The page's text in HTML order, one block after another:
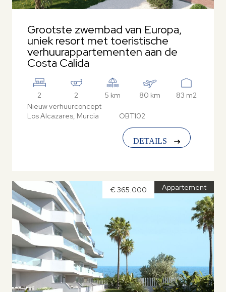
Grootste zwembad van Europa,
uniek resort met toeristische
verhuurappartementen aan de
Costa Calida
2 2 5 km 80 km
83 m2
Nieuw verhuurconcept
Los Alcazares, Murcia
OBT102
DETAILS
Appartement
€ 365.000